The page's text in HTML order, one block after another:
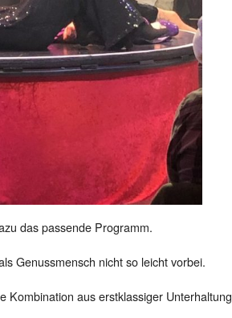
das passende Programm.
Genussmensch nicht so leicht vorbei.
Kombination aus erstklassiger Unterhaltung